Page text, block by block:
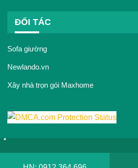
ĐỐI TÁC
Sofa giường
Newlando.vn
Xây nhà trọn gói Maxhome